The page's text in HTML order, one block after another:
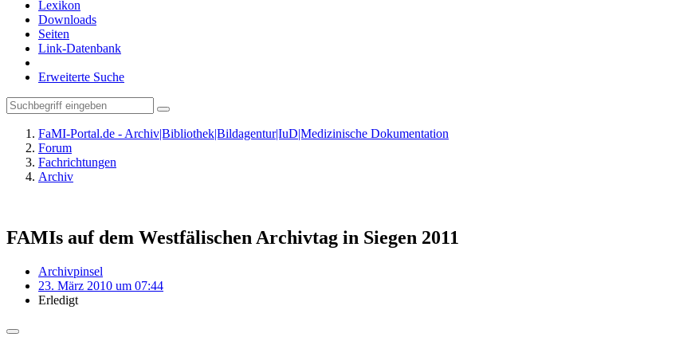
Lexikon
Downloads
Seiten
Link-Datenbank
Erweiterte Suche
FaMI-Portal.de - Archiv|Bibliothek|Bildagentur|IuD|Medizinische Dokumentation
Forum
Fachrichtungen
Archiv
FAMIs auf dem Westfälischen Archivtag in Siegen 2011
Archivpinsel
23. März 2010 um 07:44
Erledigt